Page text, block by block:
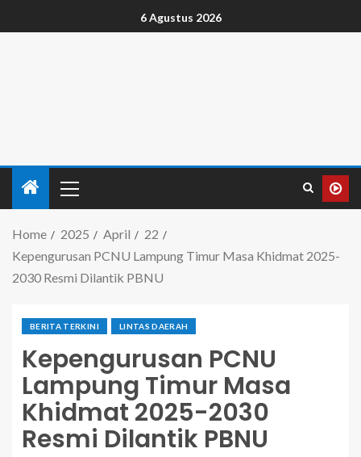
6 Agustus 2026
Home 2025 April
22
Kepengurusan PCNU Lampung Timur Masa Khidmat 2025-
2030 Resmi Dilantik PBNU
BERITA TERKINI LINTAS DAERAH
Kepengurusan PCNU
Lampung Timur Masa
Khidmat 2025-2030
Resmi Dilantik PBNU